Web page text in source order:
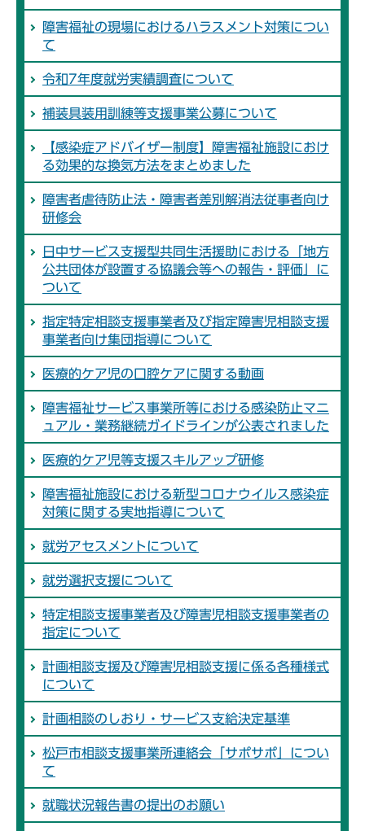
障害福祉の現場におけるハラスメント対策につい
て
令和7年度就労実績調査について
補装具装用訓練等支援事業公募について
【感染症アドバイザー制度】障害福祉施設におけ
る効果的な換気方法をまとめました
障害者虐待防止法・障害者差別解消法従事者向け
研修会
日中サービス支援型共同生活援助における「地方
公共団体が設置する協議会等への報告・評価」に
ついて
指定特定相談支援事業者及び指定障害児相談支援
事業者向け集団指導について
医療的ケア児の口腔ケアに関する動画
障害福祉サービス事業所等における感染防止マニ
ュアル・業務継続ガイドラインが公表されました
医療的ケア児等支援スキルアップ研修
障害福祉施設における新型コロナウイルス感染症
対策に関する実地指導について
就労アセスメントについて
就労選択支援について
特定相談支援事業者及び障害児相談支援事業者の
指定について
計画相談支援及び障害児相談支援に係る各種様式
について
計画相談のしおり・サービス支給決定基準
松戸市相談支援事業所連絡会「サポサポ」につい
て
就職状況報告書の提出のお願い